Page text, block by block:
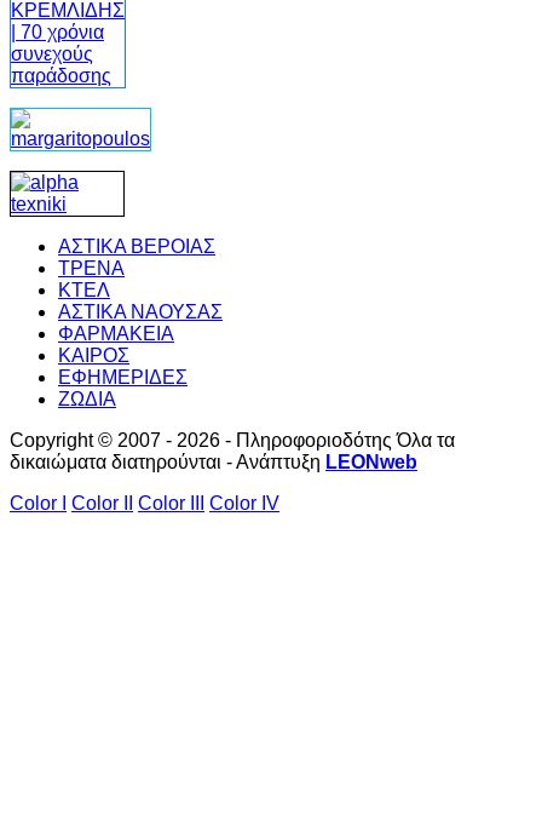
ΑΣΤΙΚΑ ΒΕΡΟΙΑΣ
ΤΡΕΝΑ
ΚΤΕΛ
ΑΣΤΙΚΑ ΝΑΟΥΣΑΣ
ΦΑΡΜΑΚΕΙΑ
ΚΑΙΡΟΣ
ΕΦΗΜΕΡΙΔΕΣ
ΖΩΔΙΑ
Copyright © 2007 - 2026 - Πληροφοριοδότης Όλα τα
δικαιώματα διατηρούνται - Ανάπτυξη LEONweb
Color I
Color II Color III Color IV